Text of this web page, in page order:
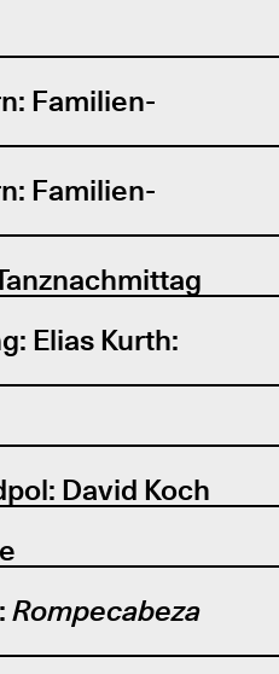
Familien-
Familien-
Elias Kurth:
David Koch
Rompecabeza